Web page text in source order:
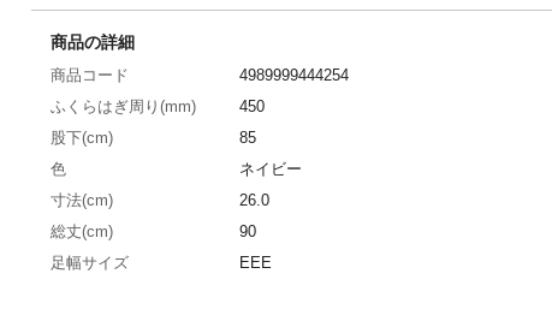
商品の詳細
商品コード
4989999444254
ふくらはぎ周り(mm)
450
股下(cm)
85
色
ネイビー
寸法(cm)
26.0
総丈(cm)
90
足幅サイズ
EEE